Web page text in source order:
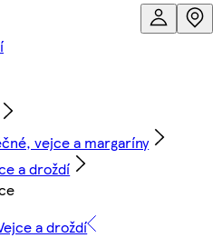
vejce a margaríny
a droždí
a droždí